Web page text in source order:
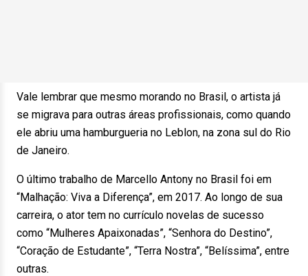
Vale lembrar que mesmo morando no Brasil, o artista já
se migrava para outras áreas profissionais, como quando
ele abriu uma hamburgueria no Leblon, na zona sul do Rio
de Janeiro.
O último trabalho de Marcello Antony no Brasil foi em
“Malhação: Viva a Diferença”, em 2017. Ao longo de sua
carreira, o ator tem no currículo novelas de sucesso
como “Mulheres Apaixonadas”, “Senhora do Destino”,
“Coração de Estudante”, “Terra Nostra”, “Belíssima”, entre
outras.